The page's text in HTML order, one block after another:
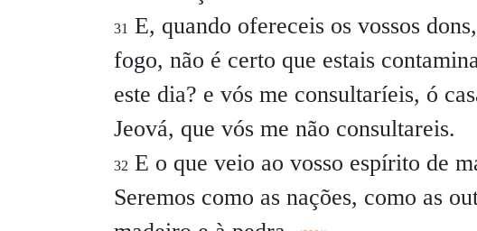
31 E, quando ofereceis os vossos
fogo, não é certo que estais
este dia? e vós me consultaríeis, ó
Jeová, que vós me não consultareis.
32 E o que veio ao vosso espírito de
Seremos como as nações, como as